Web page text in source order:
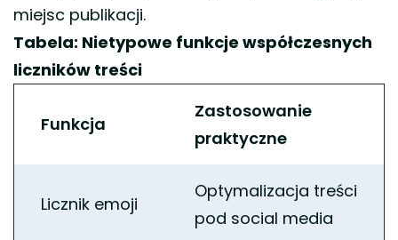
miejsc publikacji.
Tabela: Nietypowe funkcje współczesnych
liczników treści
Funkcja
Zastosowanie
praktyczne
Licznik emoji
Optymalizacja treści
pod social media